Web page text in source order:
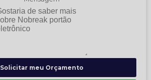
Solicitar meu Orçamento